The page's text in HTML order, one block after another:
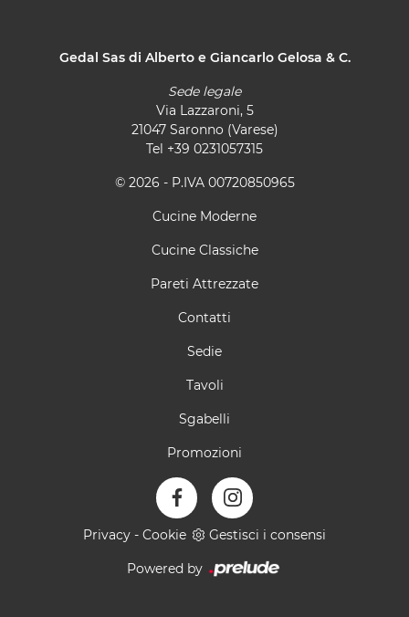
Gedal Sas di Alberto e Giancarlo Gelosa & C.
Sede legale
Via Lazzaroni, 5
21047 Saronno (Varese)
Tel +39 0231057315
© 2026 - P.IVA 00720850965
Cucine Moderne
Cucine Classiche
Pareti Attrezzate
Contatti
Sedie
Tavoli
Sgabelli
Promozioni
Privacy - Cookie Gestisci i consensi
Powered by